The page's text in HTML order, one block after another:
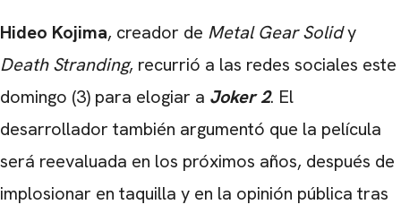
Hideo Kojima, creador de Metal Gear Solidy
Death Stranding, recurrió a las redes sociales este
domingo (3) para elogiar a Joker 2. El
desarrollador también argumentó que la película
será reevaluada en los próximos años, después de
implosionar en taquilla y en la opinión pública tras